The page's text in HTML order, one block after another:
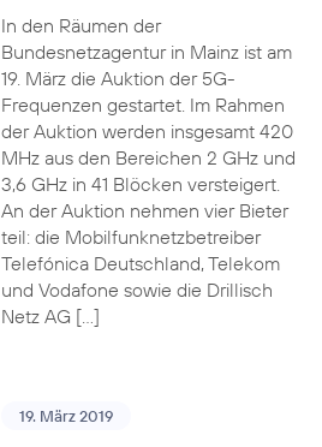
In den Räumen der
Bundesnetzagentur in Mainz ist am
19. März die Auktion der 5G-
Frequenzen gestartet. Im Rahmen
der Auktion werden insgesamt 420
MHz aus den Bereichen 2 GHz und
3,6 GHz in 41 Blöcken versteigert.
An der Auktion nehmen vier Bieter
teil: die Mobilfunknetzbetreiber
Telefónica Deutschland, Telekom
und Vodafone sowie die Drillisch
Netz AG […]
19. März 2019